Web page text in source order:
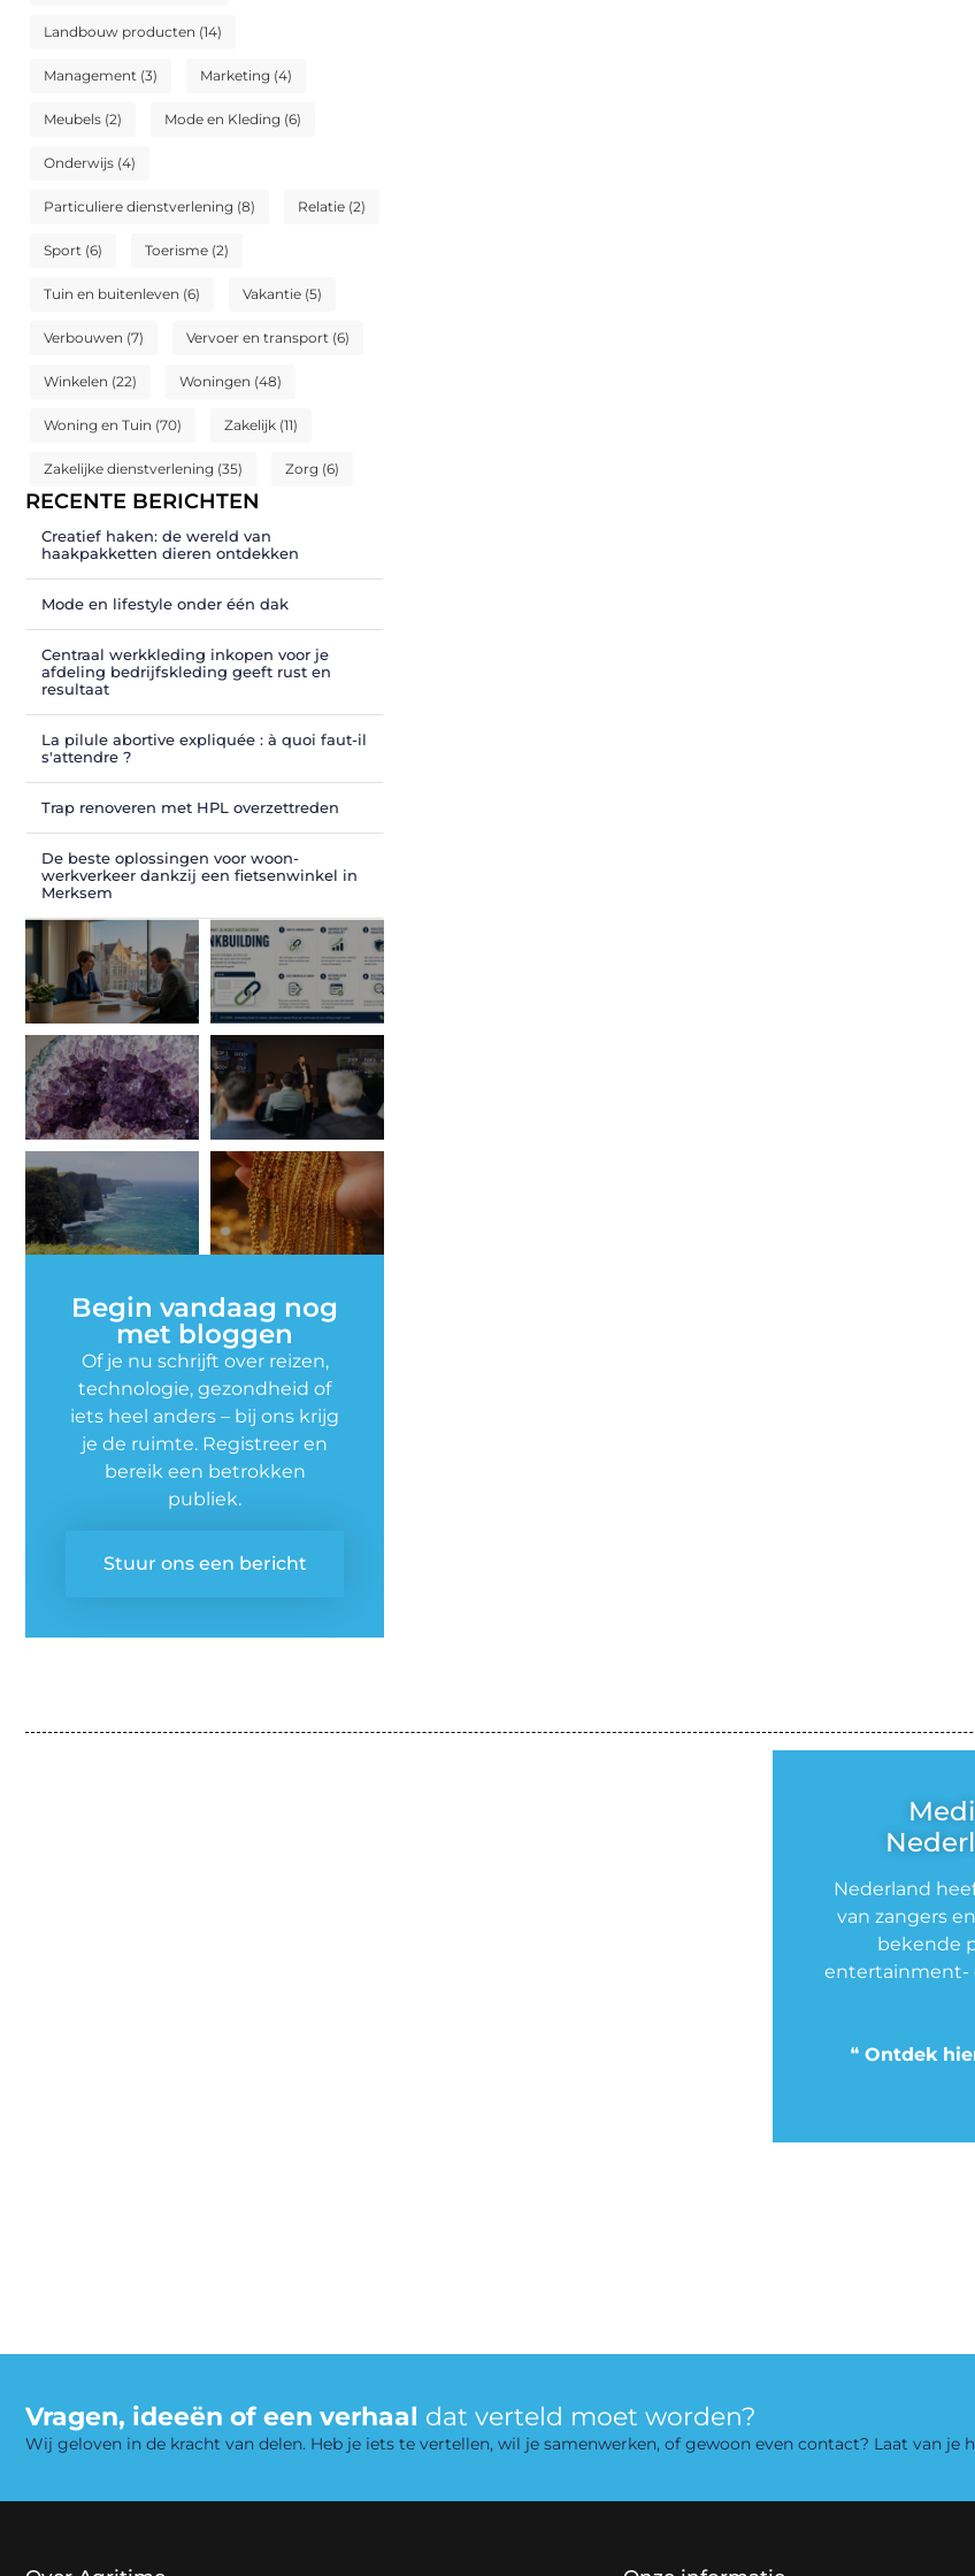
Landbouw producten (14)
Management (3) Marketing (4)
Meubels (2) Mode en Kleding (6)
Onderwijs (4)
Particuliere dienstverlening (8) Relatie (2)
Sport (6) Toerisme (2)
Tuin en buitenleven (6) Vakantie (5)
Verbouwen (7) Vervoer en transport (6)
Winkelen (22) Woningen (48)
Woning en Tuin (70) Zakelijk (11)
Zakelijke dienstverlening (35) Zorg (6)
RECENTE BERICHTEN
Creatief haken: de wereld van
haakpakketten dieren ontdekken
Mode en lifestyle onder één dak
Centraal werkkleding inkopen voor je
afdeling bedrijfskleding geeft rust en
resultaat
La pilule abortive expliquée : à quoi faut-il
s'attendre ?
Trap renoveren met HPL overzettreden
De beste oplossingen voor woon-
werkverkeer dankzij een fietsenwinkel in
Merksem
Begin vandaag nog
met bloggen
Of je nu schrijft over reizen,
technologie, gezondheid of
iets heel anders – bij ons krijg
je de ruimte. Registreer en
bereik een betrokken
publiek.
Stuur ons een bericht
Nederland
van zangers
bekende
entertainment-
❝ Ontdek
Vragen, ideeën of een verhaal dat verteld moet worden?
Wij geloven in de kracht van delen. Heb je iets te vertellen, wil je samenwerken, of gewoon even contact? Laat van je